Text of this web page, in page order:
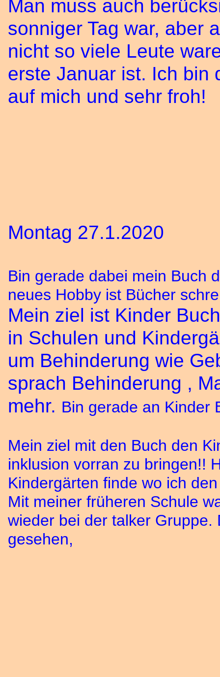
Man muss auch
sonniger Tag war, aber
nicht so viele Leute
erste Januar ist. Ich bin
auf mich und sehr froh!
Montag 27.1.2020
Bin gerade dabei mein Buch
neues Hobby ist Bücher
Mein ziel ist Kinder
in Schulen und
um Behinderung wie
sprach Behinderung ,
mehr. Bin gerade an Kinder
Mein ziel mit den Buch den
inklusion vorran zu bringen!!
Kindergärten finde wo ich
Mit meiner früheren Schule
wieder bei der talker
gesehen,